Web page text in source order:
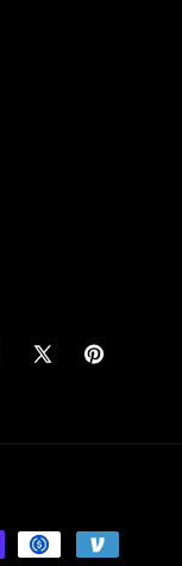
X
Pinterest